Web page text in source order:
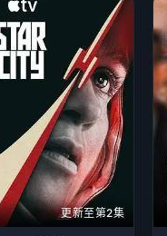
更新至第2集